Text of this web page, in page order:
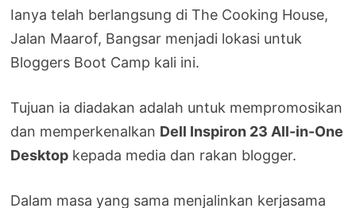
Ianya telah berlangsung di The Cooking House,
Jalan Maarof, Bangsar menjadi lokasi untuk
Bloggers Boot Camp kali ini.
Tujuan ia diadakan adalah untuk mempromosikan
dan memperkenalkan Dell Inspiron 23 All-in-One
Desktop kepada media dan rakan blogger.
Dalam masa yang sama menjalinkan kerjasama